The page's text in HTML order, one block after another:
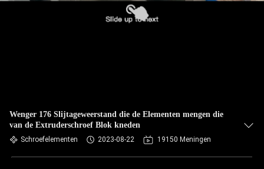
Wenger 176 Slijtageweerstand die de Elementen mengen die
van de Extruderschroef Blok kneden
Schroefelementen 2023-08-22 19150 Meningen